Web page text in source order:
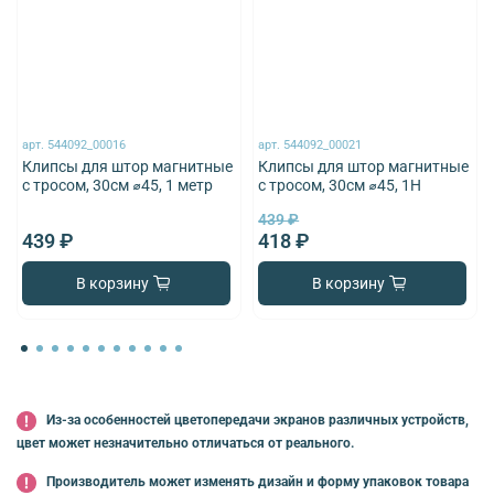
арт. 544092_00016
Клипсы для штор магнитные
с тросом, 30см ⌀45, 1 метр
439 ₽
В корзину
арт. 544092_00021
Клипсы для штор магнитные
с тросом, 30см ⌀45, 1Н
439 ₽
418 ₽
В корзину
Из-за особенностей цветопередачи экранов различных устройств,
цвет может незначительно отличаться от реального.
Производитель может изменять дизайн и форму упаковок товара